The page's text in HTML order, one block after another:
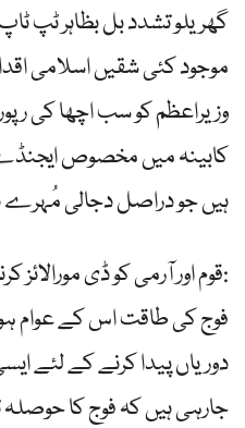
گھریلو تشدد بل بظاہر ٹپ
موجود کئی شقیں اسلامی
وزیراعظم کو سب اچھا کی
کابینہ میں مخصوص
ہیں جو دراصل دجالی مُہرے
5-قوم اور آرمی کو ڈی مورالائز کرنا:
فوج کی طاقت اس کے عوام
دوریاں ‏پیدا کرنے کے لئے
جارہی ہیں کہ فوج کا